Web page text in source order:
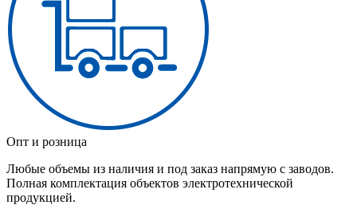
Опт и розница
Любые объемы из наличия и под заказ напрямую с заводов.
Полная комплектация объектов электротехнической
продукцией.